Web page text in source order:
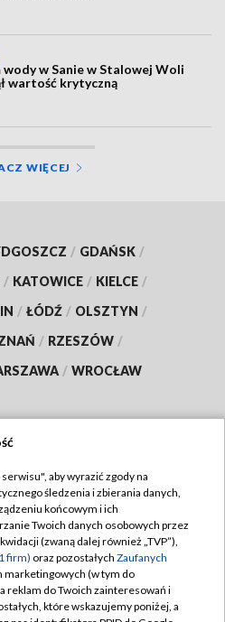
wody w Sanie w Stalowej Woli
wartość krytyczną
WIĘCEJ
/ GDAŃSK /
/ KATOWICE / KIELCE /
/ ŁÓDŹ / OLSZTYN /
/ RZESZÓW /
/ WROCŁAW
TVP
TVP
prywatności
zgody
Pomoc
aby wyrazić zgody na
śledzenia i zbierania danych,
końcowym i ich
Twoich danych osobowych przez
(zwaną dalej również „TVP”),
firm) oraz pozostałych Zaufanych
marketingowych (w tym do
reklam do Twoich zainteresowań i
które wskazujemy poniżej, a